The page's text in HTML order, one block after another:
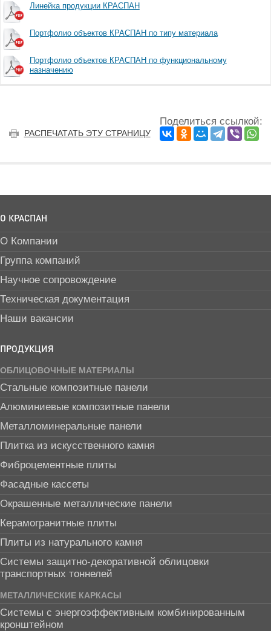
Линейка продукции КРАСПАН
Портфолио объектов КРАСПАН по типу материала
Портфолио объектов КРАСПАН по функциональному
назначению
РАСПЕЧАТАТЬ ЭТУ СТРАНИЦУ
Поделиться ссылкой:
О КРАСПАН
О Компании
Группа компаний
Научное сопровождение
Техническая документация
Наши вакансии
ПРОДУКЦИЯ
ОБЛИЦОВОЧНЫЕ МАТЕРИАЛЫ
Стальные композитные панели
Алюминиевые композитные панели
Металломинеральные панели
Плитка из искусственного камня
Фиброцементные плиты
Фасадные кассеты
Окрашенные металлические панели
Керамогранитные плиты
Плиты из натурального камня
Системы защитно-декоративной облицовки
транспортных тоннелей
МЕТАЛЛИЧЕСКИЕ КАРКАСЫ
Системы с энергоэффективным комбинированным
кронштейном